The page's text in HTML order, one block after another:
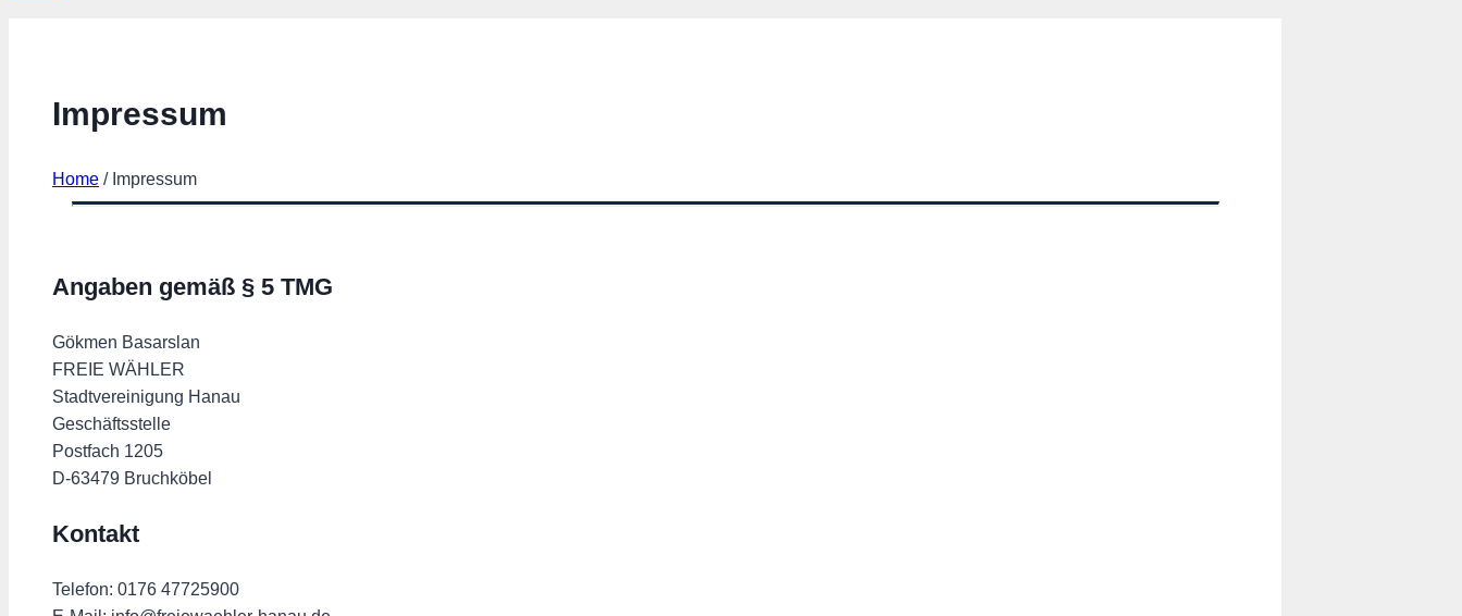
Impressum
Home / Impressum
Angaben gemäß § 5 TMG
Gökmen Basarslan
FREIE WÄHLER
Stadtvereinigung Hanau
Geschäftsstelle
Postfach 1205
D-63479 Bruchköbel
Kontakt
Telefon: 0176 47725900